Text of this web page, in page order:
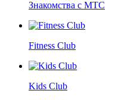
Знакомства с МТС
Fitness Club
Kids Club